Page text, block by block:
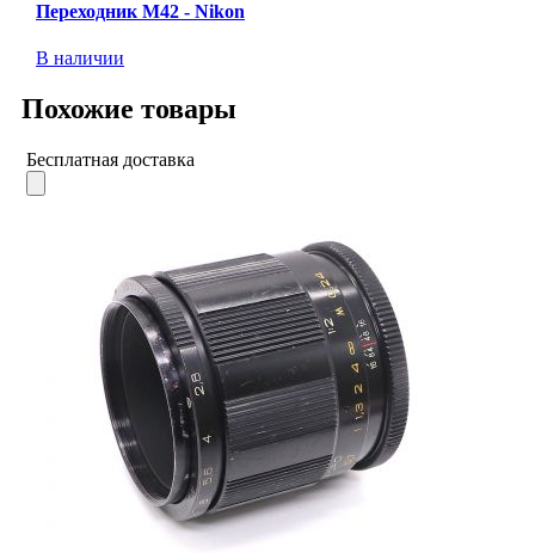
Переходник М42 - Nikon
В наличии
Похожие товары
Бесплатная доставка